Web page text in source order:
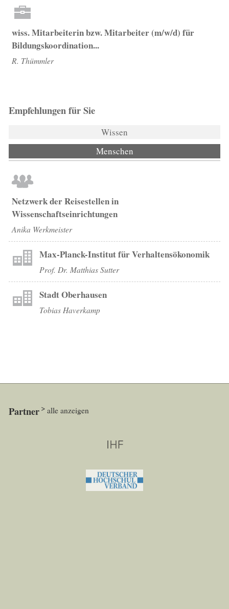
wiss. Mitarbeiterin bzw. Mitarbeiter (m/w/d) für
Bildungskoordination...
R. Thümmler
Empfehlungen für Sie
Wissen
Menschen
Netzwerk der Reisestellen in
Wissenschaftseinrichtungen
Anika Werkmeister
Max-Planck-Institut für Verhaltensökonomik
Prof. Dr. Matthias Sutter
Stadt Oberhausen
Tobias Haverkamp
Partner alle anzeigen